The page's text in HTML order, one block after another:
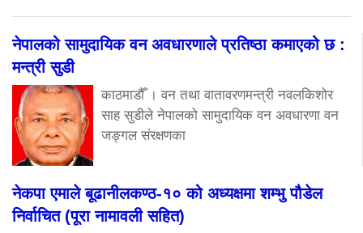
नेपालको सामुदायिक वन अवधारणाले प्रतिष्ठा कमाएको छ :
मन्त्री सुडी
काठमाडौँ । वन तथा वातावरणमन्त्री नवलकिशोर
साह सुडीले नेपालको सामुदायिक वन अवधारणा वन
जङ्गल संरक्षणका
नेकपा एमाले बूढानीलकण्ठ-१० को अध्यक्षमा शम्भु पौडेल
निर्वाचित (पूरा नामावली सहित)